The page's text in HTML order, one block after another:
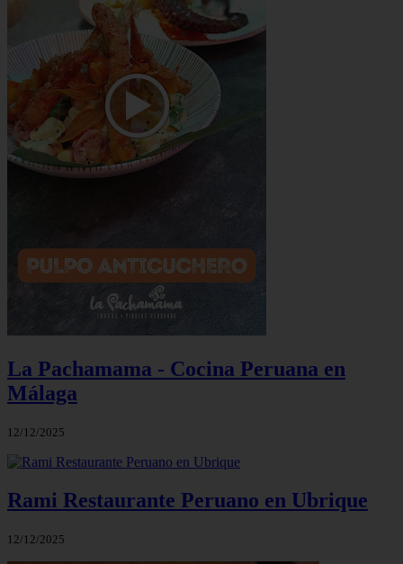
La Pachamama - Cocina Peruana en
Málaga
12/12/2025
Rami Restaurante Peruano en Ubrique
12/12/2025